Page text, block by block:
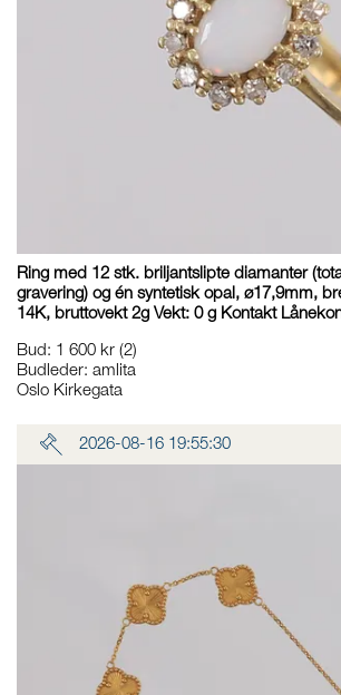
Ring med 12 stk. briljantslipte diamanter
gravering) og én syntetisk opal, ø17,9mm,
14K, bruttovekt 2g Vekt: 0 g Kontakt
Bud: 1 600 kr (2)
Budleder: amlita
Oslo Kirkegata
2026-08-16 19:55:30